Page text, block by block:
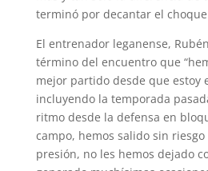
terminó por decantar el
El entrenador leganense,
término del encuentro que
mejor partido desde que estoy
incluyendo la temporada
ritmo desde la defensa en
campo, hemos salido sin
presión, no les hemos dejado